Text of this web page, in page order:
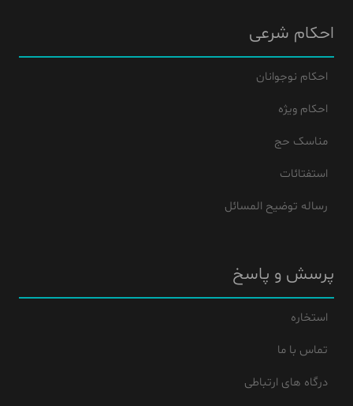
احکام شرعی
احکام نوجوانان
احکام ویژه
مناسک حج
استفتائات
رساله توضیح المسائل
پرسش و پاسخ
استخاره
تماس با ما
درگاه های ارتباطی